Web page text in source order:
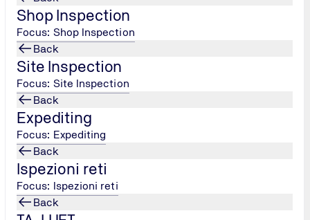
Shop Inspection
Focus: Shop Inspection
Back
Site Inspection
Focus: Site Inspection
Back
Expediting
Focus: Expediting
Back
Ispezioni reti
Focus: Ispezioni reti
Back